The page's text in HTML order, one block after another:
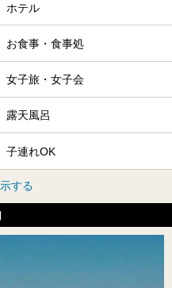
ホテル
お食事・食事処
女子旅・女子会
露天風呂
子連れOK
する